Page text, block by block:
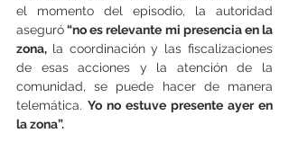
el momento del episodio, la autoridad
aseguró “no es relevante mi presencia en la
zona, la coordinación y las fiscalizaciones
de esas acciones y la atención de la
comunidad, se puede hacer de manera
telemática. Yo no estuve presente ayer en
la zona”.